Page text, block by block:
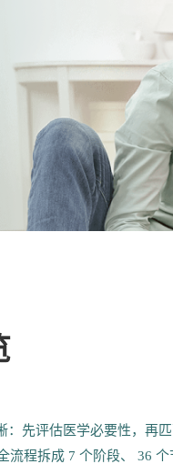
：先评估医学必要性，再
流程拆成 7 个阶段、 36 个